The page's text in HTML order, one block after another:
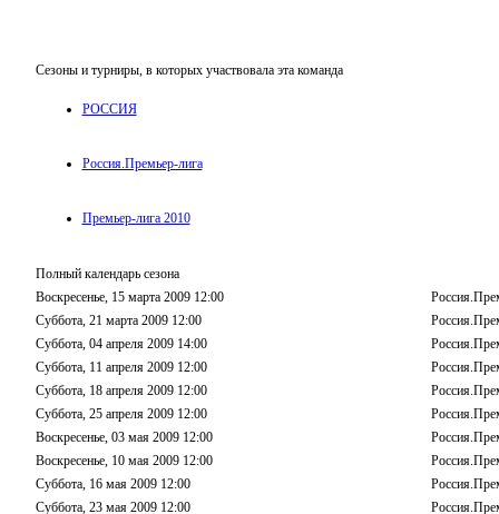
Сезоны и турниры, в которых участвовала эта команда
РОССИЯ
Россия.Премьер-лига
Премьер-лига 2010
Полный календарь сезона
Воскресенье, 15 марта 2009 12:00
Суббота, 21 марта 2009 12:00
Суббота, 04 апреля 2009 14:00
Суббота, 11 апреля 2009 12:00
Суббота, 18 апреля 2009 12:00
Суббота, 25 апреля 2009 12:00
Воскресенье, 03 мая 2009 12:00
Воскресенье, 10 мая 2009 12:00
Суббота, 16 мая 2009 12:00
Суббота, 23 мая 2009 12:00